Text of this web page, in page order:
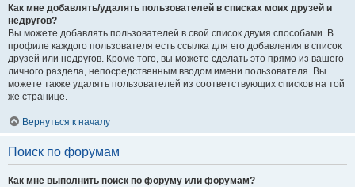
Как мне добавлять/удалять пользователей в списках моих друзей и
недругов?
Вы можете добавлять пользователей в свой список двумя способами. В
профиле каждого пользователя есть ссылка для его добавления в список
друзей или недругов. Кроме того, вы можете сделать это прямо из вашего
личного раздела, непосредственным вводом имени пользователя. Вы
можете также удалять пользователей из соответствующих списков на той
же странице.
Вернуться к началу
Поиск по форумам
Как мне выполнить поиск по форуму или форумам?